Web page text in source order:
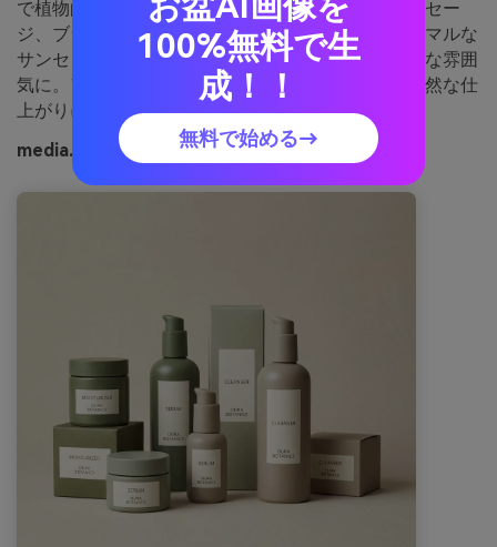
で植物的かつ高級感を生みます。成分説明にソフトセー
ジ、ブランドロゴには濃いグリーンが効果的。ミニマルな
サンセリフ体と余白たっぷりでスパラグジュアリーな雰囲
気に。アドバイス：最も淡い色はマット紙印刷で自然な仕
上がりにするとグロッシーになりません。
media.ioで生成した苔と大理石のイメージ例
100%無料で生
成！！
無料で始める→